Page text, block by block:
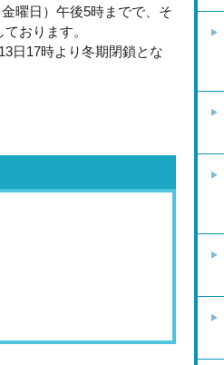
曜日）午後5時までで、そ
おります。
日17時より冬期閉鎖とな